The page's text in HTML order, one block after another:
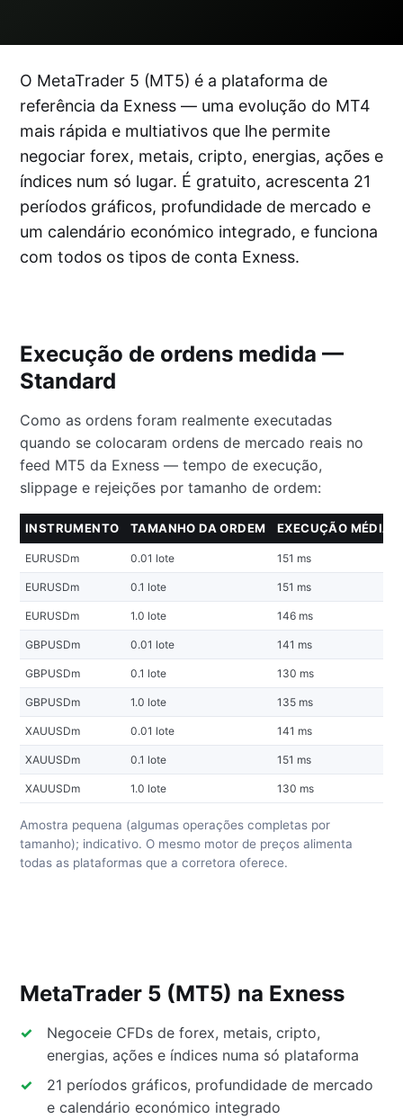
O MetaTrader 5 (MT5) é a plataforma de
referência da Exness — uma evolução do MT4
mais rápida e multiativos que lhe permite
negociar forex, metais, cripto, energias, ações e
índices num só lugar. É gratuito, acrescenta 21
períodos gráficos, profundidade de mercado e
um calendário económico integrado, e funciona
com todos os tipos de conta Exness.
Execução de ordens medida —
Standard
Como as ordens foram realmente executadas
quando se colocaram ordens de mercado reais no
feed MT5 da Exness — tempo de execução,
slippage e rejeições por tamanho de ordem:
INSTRUMENTO TAMANHO DA ORDEM EXECUÇÃO MÉDIA
EURUSDm 0.01 lote 151 ms
EURUSDm 0.1 lote 151 ms
EURUSDm 1.0 lote 146 ms
GBPUSDm 0.01 lote 141 ms
GBPUSDm 0.1 lote 130 ms
GBPUSDm 1.0 lote 135 ms
XAUUSDm 0.01 lote 141 ms
XAUUSDm 0.1 lote 151 ms
XAUUSDm 1.0 lote 130 ms
Amostra pequena (algumas operações completas por
tamanho); indicativo. O mesmo motor de preços alimenta
todas as plataformas que a corretora oferece.
MetaTrader 5 (MT5) na Exness
Negoceie CFDs de forex, metais, cripto,
energias, ações e índices numa só plataforma
21 períodos gráficos, profundidade de mercado
e calendário económico integrado